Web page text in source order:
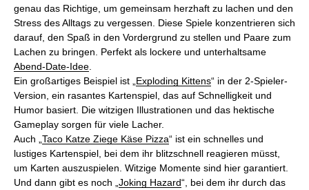
genau das Richtige, um gemeinsam herzhaft zu lachen und den
Stress des Alltags zu vergessen. Diese Spiele konzentrieren sich
darauf, den Spaß in den Vordergrund zu stellen und Paare zum
Lachen zu bringen. Perfekt als lockere und unterhaltsame
Abend-Date-Idee
Ein großartiges Beispiel ist „ Exploding Kittens“ in der 2-Spieler-
Version, ein rasantes Kartenspiel, das auf Schnelligkeit und
Humor basiert. Die witzigen Illustrationen und das hektische
Gameplay sorgen für viele Lacher.
Auch „ Taco Katze Ziege Käse Pizza“ ist ein schnelles und
lustiges Kartenspiel, bei dem ihr blitzschnell reagieren müsst,
um Karten auszuspielen. Witzige Momente sind hier garantiert.
Und dann gibt es noch „ Joking Hazard“, bei dem ihr durch das